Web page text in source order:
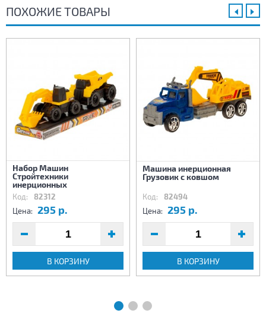
ПОХОЖИЕ ТОВАРЫ
Набор Машин
Стройтехники
инерционных
Код: 82312
Цена: 295 р.
В КОРЗИНУ
Машина инерционная
Грузовик с ковшом
Код: 82494
Цена: 295 р.
В КОРЗИНУ